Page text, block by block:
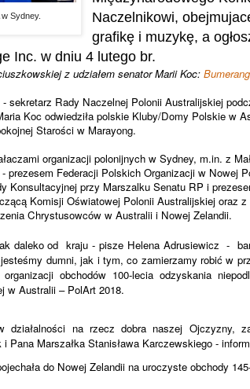
Sydney.
Naczelnikowi,
grafikȩ i muzykȩ, a
Inc. w dniu 4 lutego br.
z udziałem senator Marii Koc:
sekretarz Rady Naczelnej Polonii Australijskiej
Koc odwiedziła polskie Kluby/Domy Polskie w
Starości w Marayong.
organizacji polonijnych w Sydney, m.in. z
Federacji Polskich Organizacji w Nowej
Konsultacyjnej przy Marszalku Senatu RP i
Komisji Oświatowej Polonii Australijskiej oraz
Chrystusowców w Australii i Nowej Zelandii.
daleko od kraju - pisze Helena Adrusiewicz -
dumni, jak i tym, co zamierzamy robić w
obchodów 100-lecia odzyskania
w Australii – PolArt 2018.
działalności na rzecz dobra naszej Ojczyzny,
Pana Marszałka Stanisława Karczewskiego -
do Nowej Zelandii na uroczyste obchody